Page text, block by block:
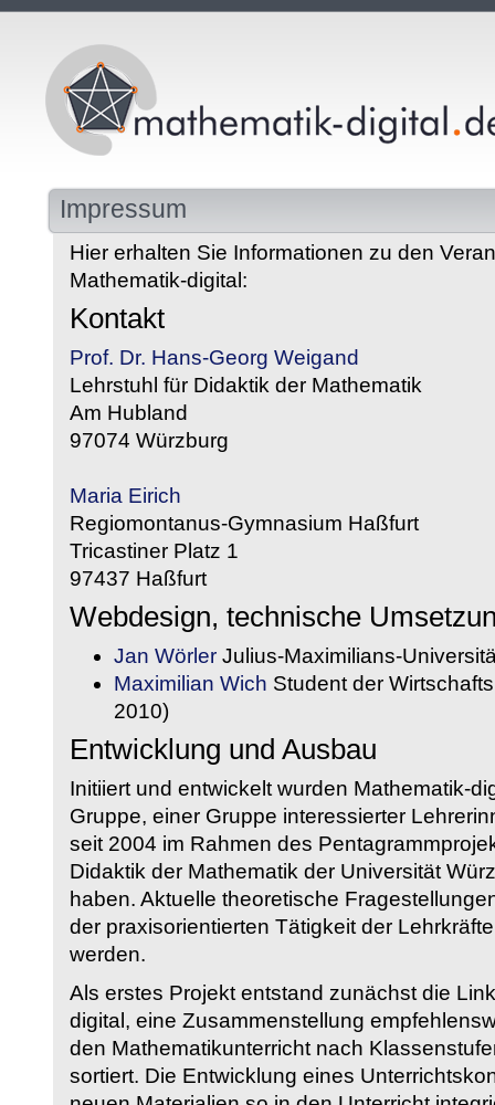
Impressum
Hier erhalten Sie Informationen zu den
Mathematik-digital:
Kontakt
Prof. Dr. Hans-Georg Weigand
Lehrstuhl für Didaktik der Mathematik
Am Hubland
97074 Würzburg
Maria Eirich
Regiomontanus-Gymnasium Haßfurt
Tricastiner Platz 1
97437 Haßfurt
Webdesign, technische
Jan Wörler Julius-Maximilians-
Maximilian Wich Student der
2010)
Entwicklung und Ausbau
Initiiert und entwickelt wurden Mathematik-
Gruppe, einer Gruppe interessierter
seit 2004 im Rahmen des
Didaktik der Mathematik der Universität
haben. Aktuelle theoretische
der praxisorientierten Tätigkeit der
werden.
Als erstes Projekt entstand zunächst die
digital, eine Zusammenstellung
den Mathematikunterricht nach
sortiert. Die Entwicklung eines